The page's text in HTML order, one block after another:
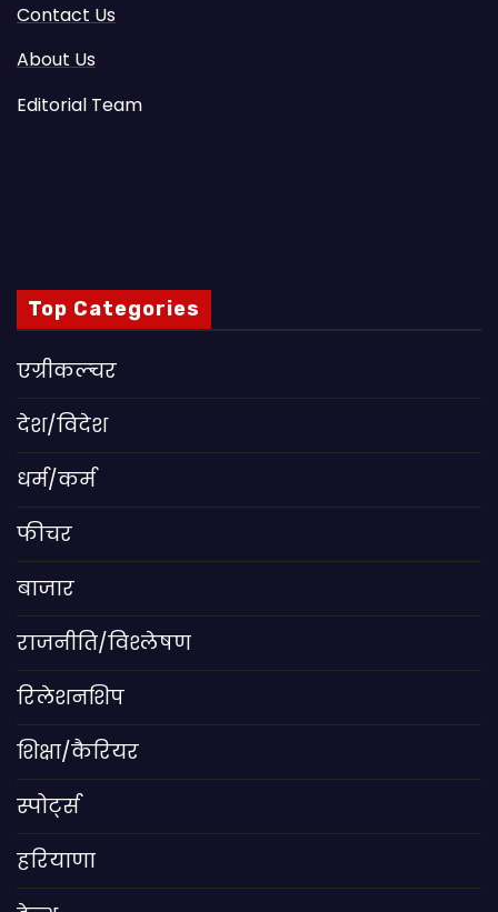
Contact Us
About Us
Editorial Team
Top Categories
एग्रीकल्चर
देश/विदेश
धर्म/कर्म
फीचर
बाजार
राजनीति/विश्लेषण
रिलेशनशिप
शिक्षा/कैरियर
स्पोर्ट्स
हरियाणा